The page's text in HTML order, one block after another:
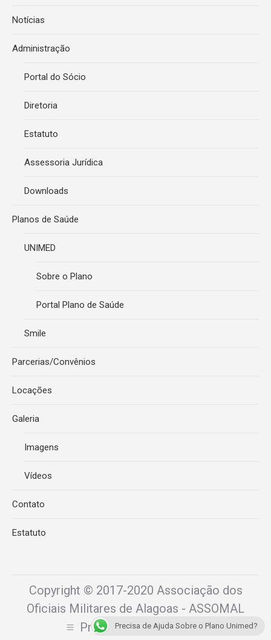
Notícias
Administração
Portal do Sócio
Diretoria
Estatuto
Assessoria Jurídica
Downloads
Planos de Saúde
UNIMED
Sobre o Plano
Portal Plano de Saúde
Smile
Parcerias/Convênios
Locações
Galeria
Imagens
Vídeos
Contato
Estatuto
Copyright © 2017-2020 Associação dos
Oficiais Militares de Alagoas - ASSOMAL
Previously used menu 1
Precisa de Ajuda Sobre o Plano Unimed?